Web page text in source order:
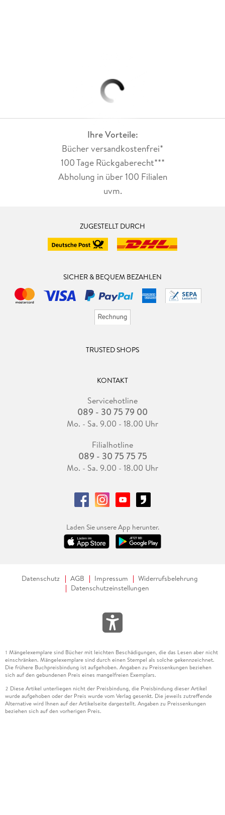
Ihre Vorteile:
Bücher versandkostenfrei*
100 Tage Rückgaberecht***
Abholung in über 100 Filialen
uvm.
ZUGESTELLT DURCH
SICHER & BEQUEM BEZAHLEN
TRUSTED SHOPS
KONTAKT
Servicehotline
089 - 30 75 79 00
Mo. - Sa. 9.00 - 18.00 Uhr
Filialhotline
089 - 30 75 75 75
Mo. - Sa. 9.00 - 18.00 Uhr
Laden Sie unsere App herunter.
Datenschutz AGB Impressum
Widerrufsbelehrung
Datenschutzeinstellungen
1 Mängelexemplare sind Bücher mit leichten Beschädigungen, die das Lesen aber nicht
einschränken. Mängelexemplare sind durch einen Stempel als solche gekennzeichnet.
Die frühere Buchpreisbindung ist aufgehoben. Angaben zu Preissenkungen beziehen
sich auf den gebundenen Preis eines mangelfreien Exemplars.
2 Diese Artikel unterliegen nicht der Preisbindung, die Preisbindung dieser Artikel
wurde aufgehoben oder der Preis wurde vom Verlag gesenkt. Die jeweils zutreffende
Alternative wird Ihnen auf der Artikelseite dargestellt. Angaben zu Preissenkungen
beziehen sich auf den vorherigen Preis.